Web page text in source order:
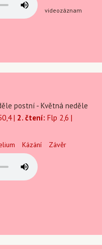
videozáznam
postní - Květná neděle
| 2. čtení: Flp 2,6 |
Kázání Závěr